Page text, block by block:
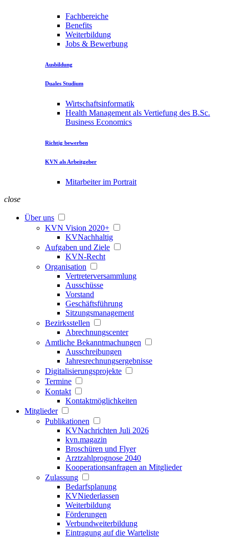
Fachbereiche
Benefits
Weiterbildung
Jobs & Bewerbung
Ausbildung
Duales Studium
Wirtschaftsinformatik
Health Management als Vertiefung des B.Sc.
Business Economics
Richtig bewerben
KVN als Arbeitgeber
Mitarbeiter im Portrait
close
Über uns
KVN Vision 2020+
KVNachhaltig
Aufgaben und Ziele
KVN-Recht
Organisation
Vertreterversammlung
Ausschüsse
Vorstand
Geschäftsführung
Sitzungsmanagement
Bezirksstellen
Abrechnungscenter
Amtliche Bekanntmachungen
Ausschreibungen
Jahresrechnungsergebnisse
Digitalisierungsprojekte
Termine
Kontakt
Kontaktmöglichkeiten
Mitglieder
Publikationen
KVNachrichten Juli 2026
kvn.magazin
Broschüren und Flyer
Arztzahlprognose 2040
Kooperationsanfragen an Mitglieder
Zulassung
Bedarfsplanung
KVNiederlassen
Weiterbildung
Förderungen
Verbundweiterbildung
Eintragung auf die Warteliste